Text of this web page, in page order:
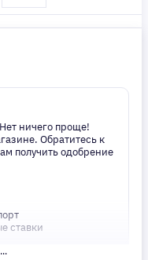
ничего проще!
Обратитесь к
получить одобрение
ставки
Получите то, что